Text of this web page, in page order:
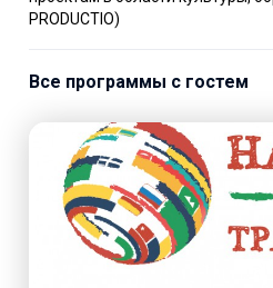
PRODUCTIO)
Все программы с гостем